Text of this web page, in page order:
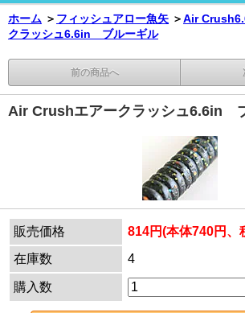
ホーム ＞ フィッシュアロー魚矢 ＞Air
クラッシュ6.6in ブルーギル
前の商品へ
Air Crushエアークラッシュ6.6in
販売価格
814円(本体740円、
在庫数
4
購入数